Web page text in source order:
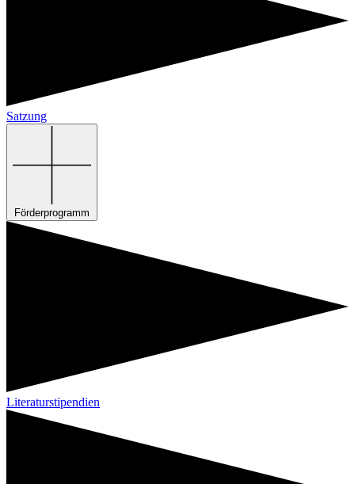
Satzung
Förderprogramm
Literaturstipendien